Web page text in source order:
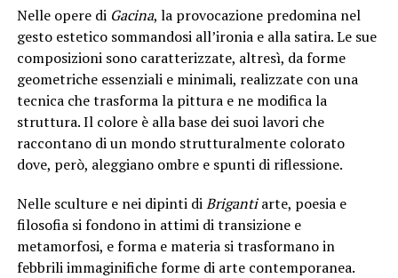
Nelle opere di Gacina, la provocazione predomina nel
gesto estetico sommandosi all’ironia e alla satira. Le sue
composizioni sono caratterizzate, altresì, da forme
geometriche essenziali e minimali, realizzate con una
tecnica che trasforma la pittura e ne modifica la
struttura. Il colore è alla base dei suoi lavori che
raccontano di un mondo strutturalmente colorato
dove, però, aleggiano ombre e spunti di riflessione.
Nelle sculture e nei dipinti diBrigantiarte, poesia e
filosofia si fondono in attimi di transizione e
metamorfosi, e forma e materia si trasformano in
febbrili immaginifiche forme di arte contemporanea.